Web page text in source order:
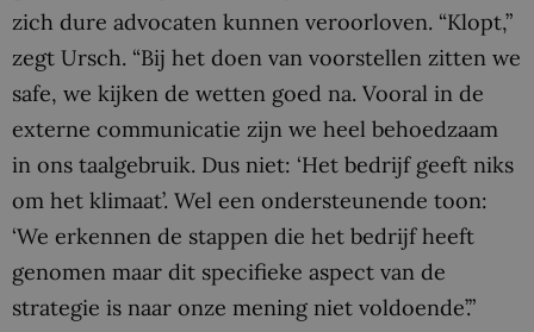
zich dure advocaten kunnen veroorloven. “Klopt,”
zegt Ursch. “Bij het doen van voorstellen zitten we
safe, we kijken de wetten goed na. Vooral in de
externe communicatie zijn we heel behoedzaam
in ons taalgebruik. Dus niet: ‘Het bedrijf geeft niks
om het klimaat’. Wel een ondersteunende toon:
‘We erkennen de stappen die het bedrijf heeft
genomen maar dit specifieke aspect van de
strategie is naar onze mening niet voldoende’.”